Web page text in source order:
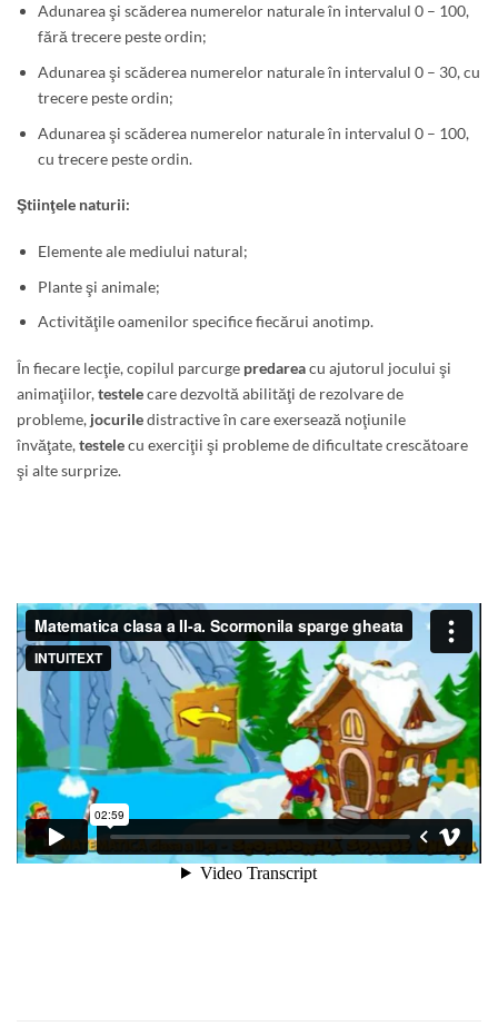
Adunarea şi scăderea numerelor naturale în intervalul 0 – 100,
fără trecere peste ordin;
Adunarea şi scăderea numerelor naturale în intervalul 0 – 30, cu
trecere peste ordin;
Adunarea şi scăderea numerelor naturale în intervalul 0 – 100,
cu trecere peste ordin.
Ştiinţele naturii:
Elemente ale mediului natural;
Plante şi animale;
Activităţile oamenilor specifice fiecărui anotimp.
În fiecare lecţie, copilul parcurge predareacu ajutorul jocului şi
animaţiilor,testelecare dezvoltă abilităţi de rezolvare de
probleme, jocuriledistractive în care exersează noţiunile
învăţate,testelecu exerciţii şi probleme de dificultate crescătoare
şi alte surprize.